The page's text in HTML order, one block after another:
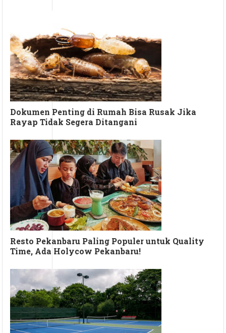
Dokumen Penting di Rumah Bisa Rusak Jika
Rayap Tidak Segera Ditangani
Resto Pekanbaru Paling Populer untuk Quality
Time, Ada Holycow Pekanbaru!